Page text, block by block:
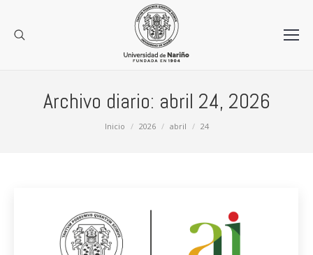
Archivo diario: abril 24, 2026
Inicio 2026 abril 24